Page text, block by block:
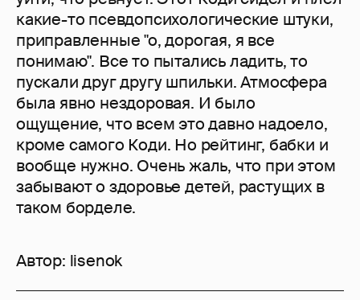
какие-то псевдопсихологические штуки,
приправленные "о, дорогая, я все
понимаю". Все то пытались ладить, то
пускали друг другу шпильки. Атмосфера
была явно нездоровая. И было
ощущение, что всем это давно надоело,
кроме самого Коди. Но рейтинг, бабки и
вообще нужно. Очень жаль, что при этом
забывают о здоровье детей, растущих в
таком борделе.
Автор: lisenok